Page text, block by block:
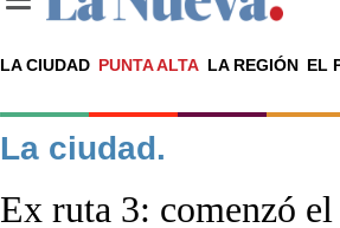
LA CIUDAD PUNTA ALTA LA REGIÓN EL
Noticias
La ciudad.
Ex ruta 3: comenzó